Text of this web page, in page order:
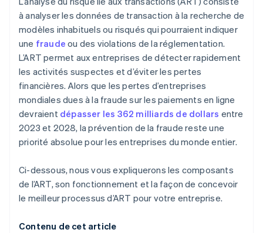
Utiliser l’apprentissage automatique
Surveiller et affiner en permanence
Intégrer la supervision humaine
à analyser les données de transaction à la recherche de
modèles inhabituels ou risqués qui pourraient indiquer
une fraude ou des violations de la réglementation.
L’ART permet aux entreprises de détecter rapidement
les activités suspectes et d’éviter les pertes
financières. Alors que les pertes d’entreprises
mondiales dues à la fraude sur les paiements en ligne
devraient dépasser les 362 milliards de dollars entre
2023 et 2028, la prévention de la fraude reste une
priorité absolue pour les entreprises du monde entier.
Ci-dessous, nous vous expliquerons les composants
de l’ART, son fonctionnement et la façon de concevoir
le meilleur processus d’ART pour votre entreprise.
Contenu de cet article